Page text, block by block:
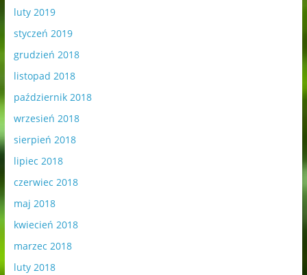
luty 2019
styczeń 2019
grudzień 2018
listopad 2018
październik 2018
wrzesień 2018
sierpień 2018
lipiec 2018
czerwiec 2018
maj 2018
kwiecień 2018
marzec 2018
luty 2018